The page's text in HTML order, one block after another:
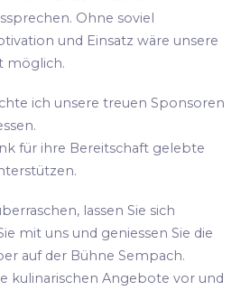
Ohne soviel
und Einsatz wäre unsere
möglich.
ich unsere treuen Sponsoren
für ihre Bereitschaft gelebte
lassen Sie sich
mit uns und geniessen Sie die
auf der Bühne Sempach.
kulinarischen Angebote vor und